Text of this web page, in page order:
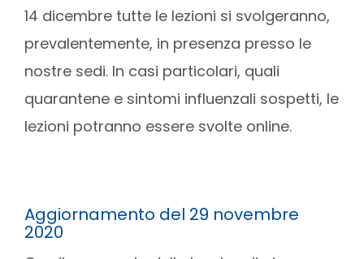
14 dicembre tutte le lezioni si svolgeranno,
prevalentemente, in presenza presso le
nostre sedi. In casi particolari, quali
quarantene e sintomi influenzali sospetti, le
lezioni potranno essere svolte online.
Aggiornamento del 29 novembre
2020